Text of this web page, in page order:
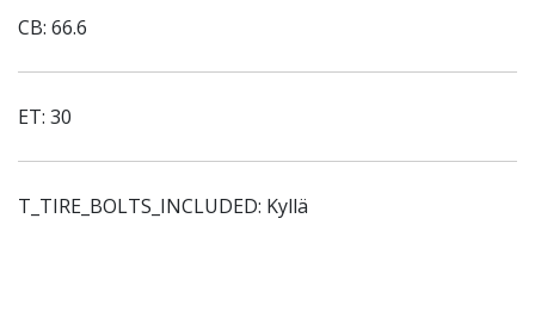
CB: 66.6
ET: 30
T_TIRE_BOLTS_INCLUDED: Kyllä